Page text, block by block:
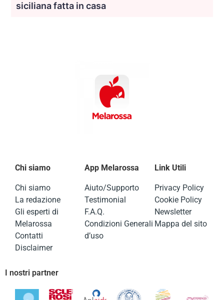
siciliana fatta in casa
Chi siamo
Chi siamo
La redazione
Gli esperti di
Melarossa
Contatti
Disclaimer
App Melarossa
Aiuto/Supporto
Testimonial
F.A.Q.
Condizioni Generali
d’uso
Link Utili
Privacy Policy
Cookie Policy
Newsletter
Mappa del sito
I nostri partner